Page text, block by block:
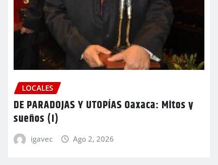
LOCALES
DE PARADOJAS Y UTOPÍAS Oaxaca: Mitos y
sueños (I)
igavec Ago 2, 2026